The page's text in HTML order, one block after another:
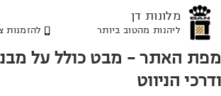
דלג
לאזור
תפריט
עליון
דלג
לתוכן
המרכזי
דלג
לאזור
תפריט
תחתון
מלונות דן
ליהנות מהטוב ביותר להזמנות
מפת האתר – מבט כולל על
ודרכי הניווט